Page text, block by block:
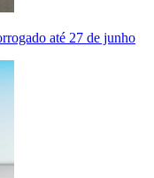
até 27 de junho